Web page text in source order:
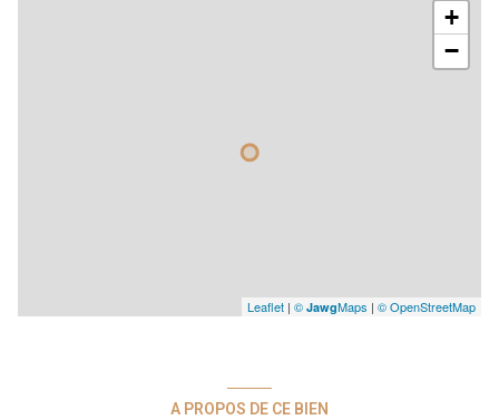
réservation,+
−
Leaflet | © JawgMaps | © OpenStreetMap
A PROPOS DE CE BIEN